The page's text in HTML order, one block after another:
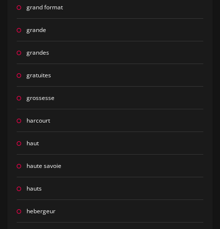
grand format
grande
grandes
gratuites
grossesse
harcourt
haut
haute savoie
hauts
hebergeur